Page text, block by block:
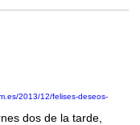
dos de la tarde,